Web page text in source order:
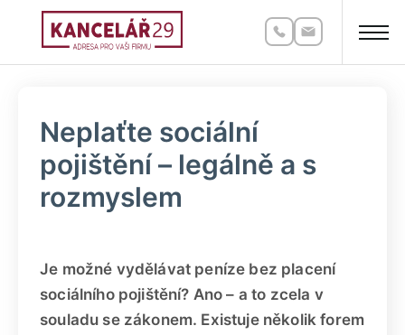
Neplaťte sociální
pojištění – legálně a s
rozmyslem
Je možné vydělávat peníze bez placení
sociálního pojištění? Ano – a to zcela v
souladu se zákonem. Existuje několik forem